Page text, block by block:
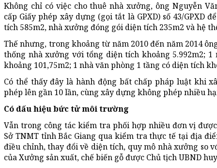
Không chỉ có việc cho thuê nhà xưởng, ông Nguyễn
cấp Giấy phép xây dựng (gọi tắt là GPXD) số 43/GPXD
tích 585m2, nhà xưởng đóng gói diện tích 235m2 và hệ
Thế nhưng, trong khoảng từ năm 2010 đến năm 2014
thống nhà xưởng với tổng diện tích khoảng 5.992m2;
khoảng 101,75m2; 1 nhà văn phòng 1 tầng có diện tích
Có thể thấy đây là hành động bất chấp pháp luật khi
phép lên gần 10 lần, cùng xây dựng không phép nhiều
Có dấu hiệu bức tử môi trường
Vẫn trong công tác kiểm tra phối hợp nhiều đơn vị
Sở TNMT tỉnh Bắc Giang qua kiểm tra thực tế tại địa
điều chỉnh, thay đổi về diện tích, quy mô nhà xưởng so
của Xưởng sản xuất, chế biến gỗ được Chủ tịch UBND